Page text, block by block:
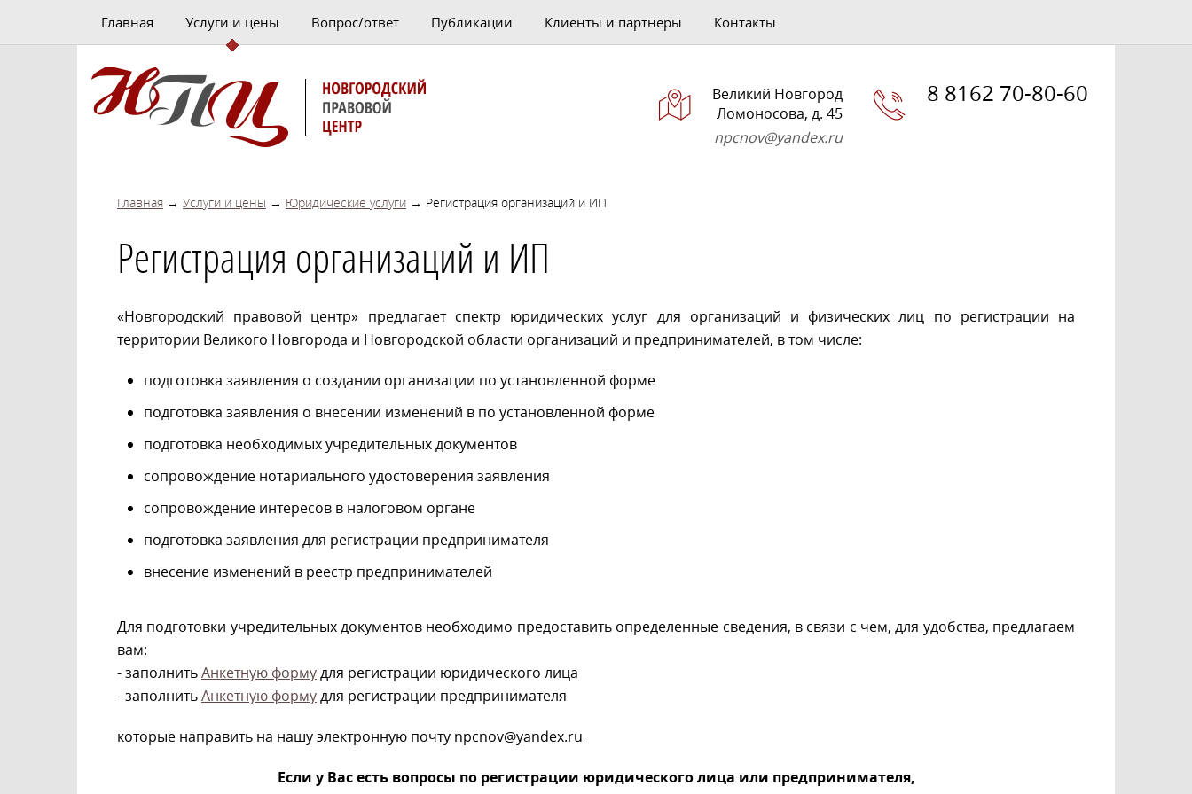
Главная Услуги и цены Вопрос/ответ Публикации Клиенты и партнеры Контакты
Великий Новгород
Ломоносова, д. 45
npcnov@yandex.ru
8 8162 70-80-60
Главная → Услуги и цены → Юридические услуги → Регистрация организаций и ИП
Регистрация организаций и ИП
«Новгородский правовой центр» предлагает спектр юридических услуг для организаций и физических лиц по регистрации на
территории Великого Новгорода и Новгородской области организаций и предпринимателей, в том числе:
подготовка заявления о создании организации по установленной форме
подготовка заявления о внесении изменений в по установленной форме
подготовка необходимых учредительных документов
сопровождение нотариального удостоверения заявления
сопровождение интересов в налоговом органе
подготовка заявления для регистрации предпринимателя
внесение изменений в реестр предпринимателей
Для подготовки учредительных документов необходимо предоставить определенные сведения, в связи с чем, для удобства, предлагаем
вам:
- заполнитьАнкетную формудля регистрации юридического лица
- заполнитьАнкетную формудля регистрации предпринимателя
которые направить на нашу электронную почту npcnov@yandex.ru
Если у Вас есть вопросы по регистрации юридического лица или предпринимателя,